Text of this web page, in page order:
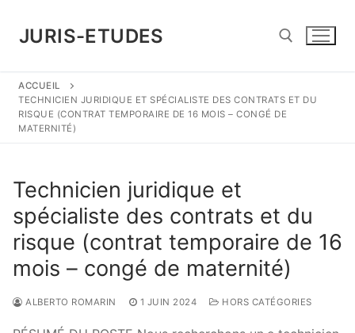
contenu
JURIS-ETUDES
Rechercher :
ACCUEIL
TECHNICIEN JURIDIQUE ET SPÉCIALISTE DES CONTRATS ET DU
RISQUE (CONTRAT TEMPORAIRE DE 16 MOIS – CONGÉ DE
MATERNITÉ)
Technicien juridique et
spécialiste des contrats et du
risque (contrat temporaire de 16
mois – congé de maternité)
ALBERTO ROMARIN 1 JUIN 2024 HORS CATÉGORIES